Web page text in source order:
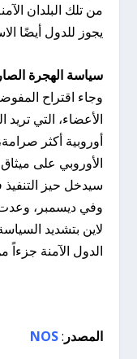
من تلك البلدان
يجوز للدول أيضًا
سياسة الهجرة
وجاء اقتراح
الأعضاء، التي
أوروبية أكثر
الأوروبي على ميثاق
سيدخل حيز التنفيذ في
وفي ديسمبر، وعدت
لاين بتشديد
الدول الآمنة جزءاً
المصدر :
NOS